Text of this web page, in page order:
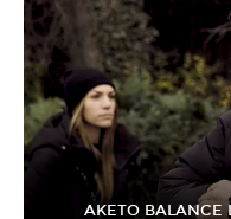
AKETO BALANCE